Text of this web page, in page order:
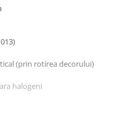
(prin rotirea decorului)
halogeni